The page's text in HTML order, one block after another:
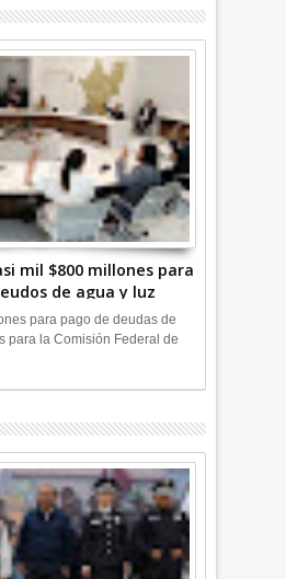
mil $800 millones para
de agua y luz
para pago de deudas de
para la Comisión Federal de